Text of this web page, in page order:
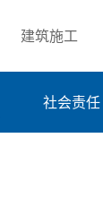
建筑施工
社会责任